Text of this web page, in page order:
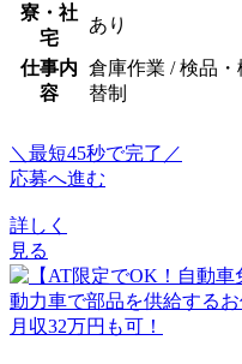
寮・社
宅
あり
仕事内
容
倉庫作業 / 検品
替制
＼最短45秒で完了／
応募へ進む
詳しく
見る